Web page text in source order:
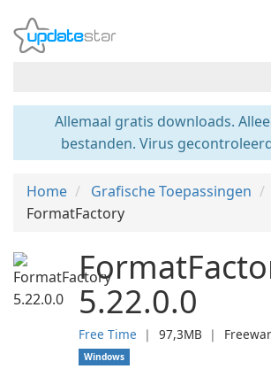
Allemaal gratis downloads.
bestanden. Virus
Home
Grafische Toepassingen
FormatFactory
5.22.0.0
Free Time ❘ 97,3MB ❘
Windows